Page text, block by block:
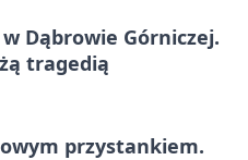
w Dąbrowie Górniczej.
tragedią
przystankiem.